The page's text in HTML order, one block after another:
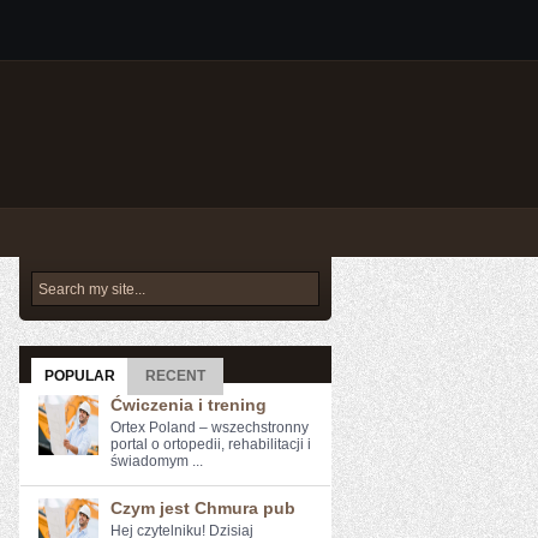
POPULAR RECENT
Ćwiczenia i trening
Ortex Poland – wszechstronny
portal o ortopedii, rehabilitacji i
świadomym ...
Czym jest Chmura pub
Hej‌ czytelniku! Dzisiaj